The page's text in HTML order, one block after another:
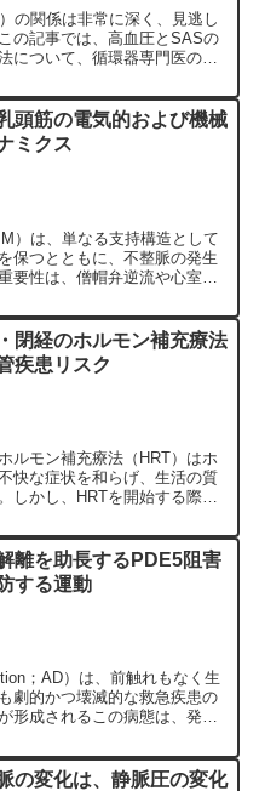
の関係は非常に深く、見逃し
の記事では、高血圧とSASの
について、循環器専門医の視
頭筋の電気的および機械
ミクス
）は、単なる支持構造として
保つとともに、不整脈の発生
要性は、僧帽弁逆流や心室性
閉経のホルモン補充療法
疾患リスク
ルモン補充療法（HRT）はホ
快な症状を和らげ、生活の質
しかし、HRTを開始する際に
離を助長するPDE5阻害
する運動
；AD）は、前触れもなく生
劇的かつ壊滅的な救急疾患の
形成されるこの病態は、発症
の変化は、静脈圧の変化